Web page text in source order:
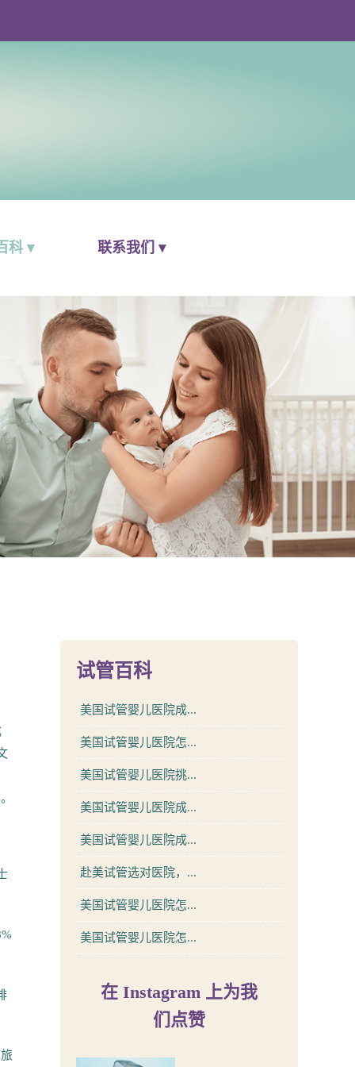
科 ▾ 联系我们 ▾
试管百科
美国试管婴儿医院成...
美国试管婴儿医院怎...
美国试管婴儿医院挑...
美国试管婴儿医院成...
美国试管婴儿医院成...
赴美试管选对医院，...
美国试管婴儿医院怎...
美国试管婴儿医院怎...
在 Instagram 上为我
们点赞